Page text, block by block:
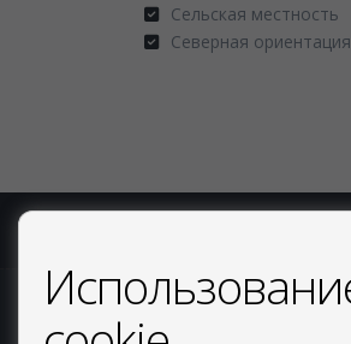
Сельская местность
Северная ориентация